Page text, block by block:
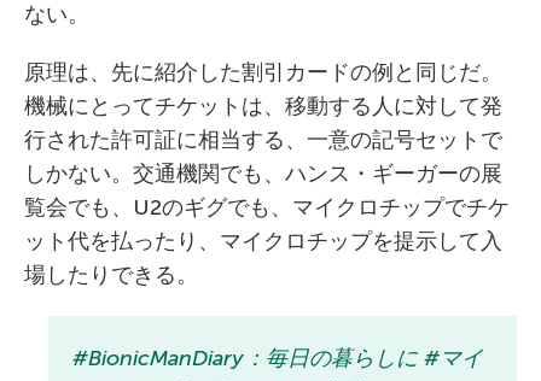
ない。
原理は、先に紹介した割引カードの例と同じだ。
機械にとってチケットは、移動する人に対して発
行された許可証に相当する、一意の記号セットで
しかない。交通機関でも、ハンス・ギーガーの展
覧会でも、U2のギグでも、マイクロチップでチケ
ット代を払ったり、マイクロチップを提示して入
場したりできる。
#BionicManDiary：毎日の暮らしに #マイ